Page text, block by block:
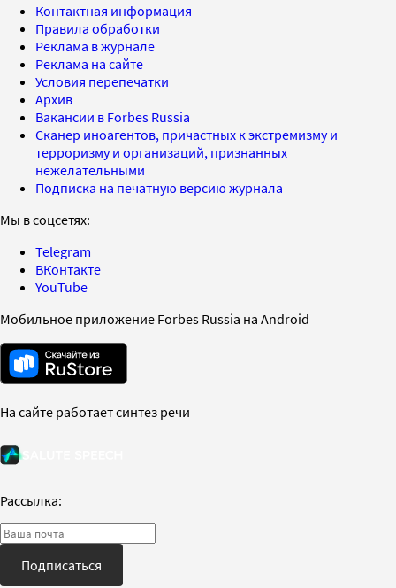
Контактная информация
Правила обработки
Реклама в журнале
Реклама на сайте
Условия перепечатки
Архив
Вакансии в Forbes Russia
Сканер иноагентов, причастных к экстремизму и
терроризму и организаций, признанных
нежелательными
Подписка на печатную версию журнала
Мы в соцсетях:
Telegram
ВКонтакте
YouTube
Мобильное приложение Forbes Russia на Android
На сайте работает синтез речи
Рассылка:
Подписаться